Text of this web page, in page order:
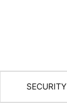
SECURITY